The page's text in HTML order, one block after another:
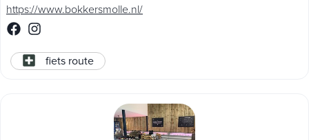
https://www.bokkersmolle.nl/
fiets route